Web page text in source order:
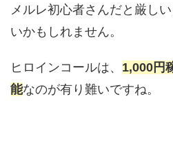
メルレ初心者さんだと厳し
いかもしれません。
ヒロインコールは、 1,000円
能なのが有り難いですね。